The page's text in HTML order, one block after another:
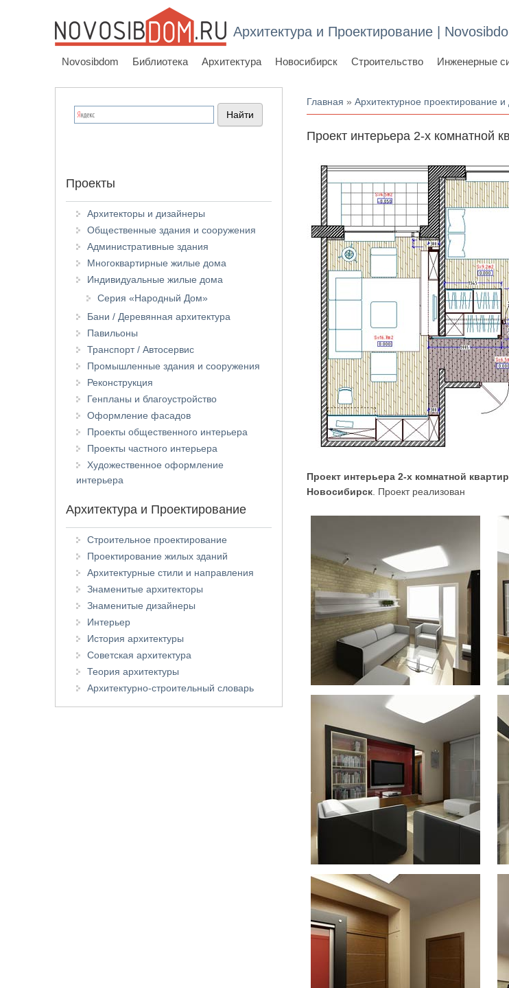
Архитектура и Проектирование |
Novosibdom Библиотека Архитектура Новосибирск Строительство Инженерные
Вы здесь
Главная »Архитектурное проектирование и
Проект интерьера 2-х комнатной
Проект интерьера 2-х комнатной
Новосибирск . Проект реализован
Проекты
Архитекторы и дизайнеры
Общественные здания и сооружения
Административные здания
Многоквартирные жилые дома
Индивидуальные жилые дома
Серия «Народный Дом»
Бани / Деревянная архитектура
Павильоны
Транспорт / Автосервис
Промышленные здания и сооружения
Реконструкция
Генпланы и благоустройство
Оформление фасадов
Проекты общественного интерьера
Проекты частного интерьера
Художественное оформление
интерьера
Архитектура и Проектирование
Строительное проектирование
Проектирование жилых зданий
Архитектурные стили и направления
Знаменитые архитекторы
Знаменитые дизайнеры
Интерьер
История архитектуры
Советская архитектура
Теория архитектуры
Архитектурно-строительный словарь